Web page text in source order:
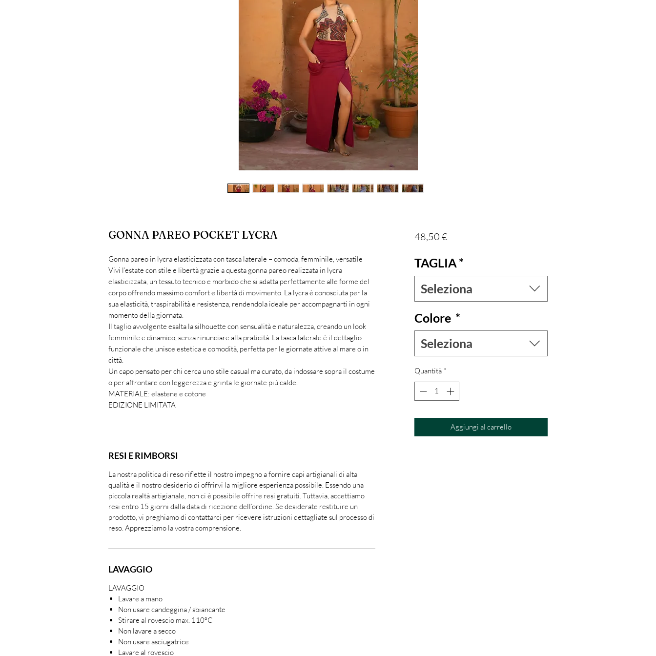
GONNA PAREO POCKET LYCRA
Gonna pareo in lycra elasticizzata con tasca laterale – comoda, femminile, versatile
Vivi l’estate con stile e libertà grazie a questa gonna pareo realizzata in lycra
elasticizzata, un tessuto tecnico e morbido che si adatta perfettamente alle forme del
corpo offrendo massimo comfort e libertà di movimento. La lycra è conosciuta per la
sua elasticità, traspirabilità e resistenza, rendendola ideale per accompagnarti in ogni
momento della giornata.
Il taglio avvolgente esalta la silhouette con sensualità e naturalezza, creando un look
femminile e dinamico, senza rinunciare alla praticità. La tasca laterale è il dettaglio
funzionale che unisce estetica e comodità, perfetta per le giornate attive al mare o in
città.
Un capo pensato per chi cerca uno stile casual ma curato, da indossare sopra il costume
o per affrontare con leggerezza e grinta le giornate più calde.
MATERIALE: elastene e cotone
EDIZIONE LIMITATA
RESI E RIMBORSI
La nostra politica di reso riflette il nostro impegno a fornire capi artigianali di alta
qualità e il nostro desiderio di offrirvi la migliore esperienza possibile. Essendo una
piccola realtà artigianale, non ci è possibile offrire resi gratuiti. Tuttavia, accettiamo
resi entro 15 giorni dalla data di ricezione dell’ordine. Se desiderate restituire un
prodotto, vi preghiamo di contattarci per ricevere istruzioni dettagliate sul processo di
reso. Apprezziamo la vostra comprensione.
LAVAGGIO
LAVAGGIO
Lavare a mano
Non usare candeggina / sbiancante
Stirare al rovescio max. 110ºC
Non lavare a secco
Non usare asciugatrice
Lavare al rovescio
48,50 €Prezzo
TAGLIA*
Seleziona
Colore *
Seleziona
Quantità *
Aggiungi al carrello